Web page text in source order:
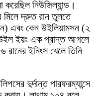
নিউজিল্যান্ড।
দ্রুত রান তুলতে
এবং কেন উইলিয়ামসন (২
ইয়ং এক প্রান্ত আগলে
ইনিংস খেলে তিনি
দুর্দান্ত পারফরম্যান্সে